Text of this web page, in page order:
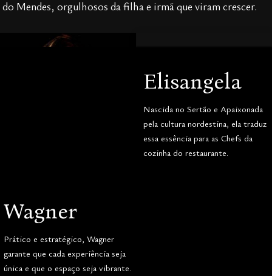
do Mendes, orgulhosos da filha e irmã que viram crescer.
Elisangela
Nascida no Sertão e Apaixonada
pela cultura nordestina, ela traduz
essa essência para as Chefs da
cozinha do restaurante.
Wagner
Prático e estratégico, Wagner
garante que cada experiência seja
única e que o espaço seja vibrante.